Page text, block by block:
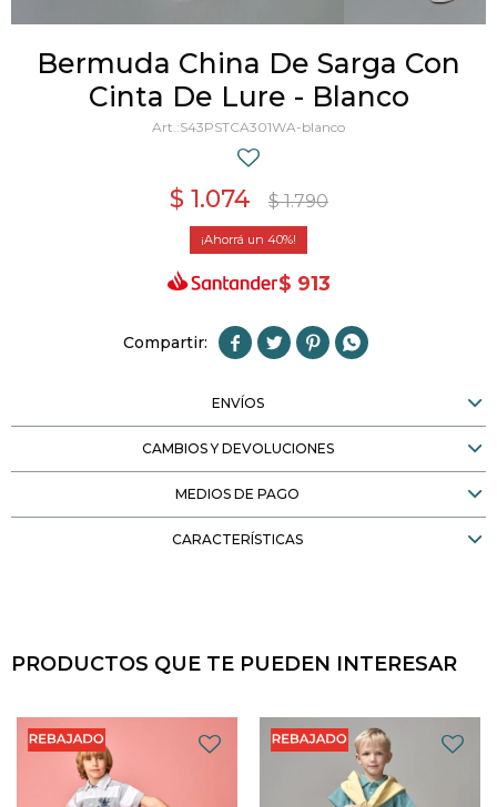
Bermuda China De Sarga Con
Cinta De Lure - Blanco
S43PSTCA301WA-blanco
$ 1.074 $ 1.790
40
$ 913
   
ENVÍOS
CAMBIOS Y DEVOLUCIONES
MEDIOS DE PAGO
CARACTERÍSTICAS
PRODUCTOS QUE TE PUEDEN INTERESAR